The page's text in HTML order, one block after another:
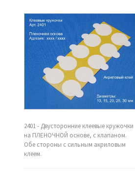
2401 - Двусторонние клеевые кружочки
на ПЛЕНОЧНОЙ основе, с клапаном.
Обе стороны с сильным акриловым
клеем.